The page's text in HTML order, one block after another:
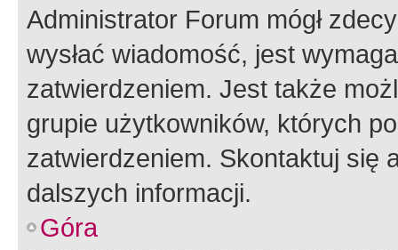
Administrator Forum mógł
wysłać wiadomość, jest
zatwierdzeniem. Jest także
grupie użytkowników, których
zatwierdzeniem. Skontaktuj się
dalszych informacji.
Góra